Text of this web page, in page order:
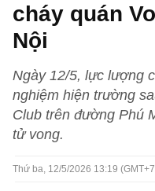
cháy quán
Nội
Ngày 12/5, lực lượng
nghiệm hiện trường
Club trên đường Phú
tử vong.
Thứ ba, 12/5/2026 13:19